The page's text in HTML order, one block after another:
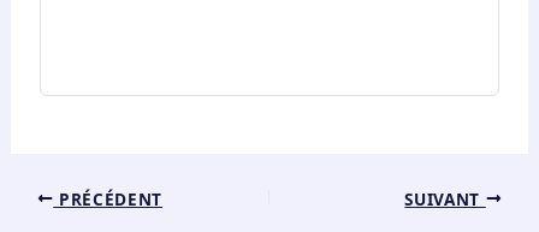
PRÉCÉDENT SUIVANT